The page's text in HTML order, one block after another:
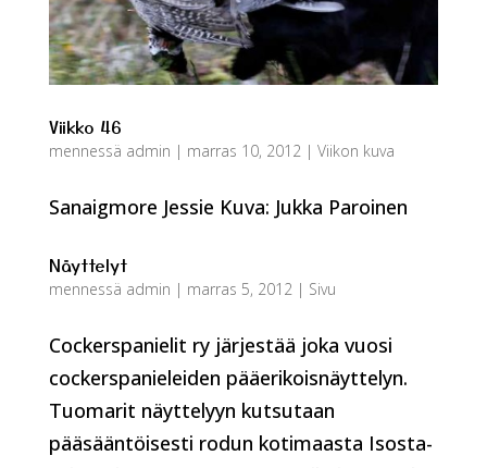
Viikko 46
mennessä admin | marras 10, 2012| Viikon kuva
Sanaigmore Jessie Kuva: Jukka Paroinen
Näyttelyt
mennessä admin | marras 5, 2012| Sivu
Cockerspanielit ry järjestää joka vuosi
cockerspanieleiden pääerikoisnäyttelyn.
Tuomarit näyttelyyn kutsutaan
pääsääntöisesti rodun kotimaasta Isosta-